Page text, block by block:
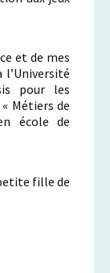
et de mes
l’Université
pour les
Métiers de
école de
fille de